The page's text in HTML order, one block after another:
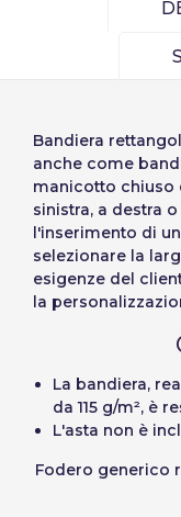
Bandiera
anche come
manicotto chiuso
sinistra, a destra
l'inserimento di
selezionare la
esigenze del
la
La bandiera,
da 115 g/m², è
L'asta non è
Fodero generico